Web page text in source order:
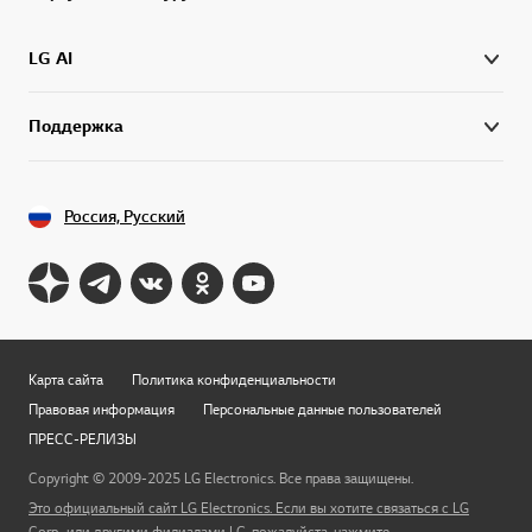
LG AI
Поддержка
Россия, Русский
Карта сайта
Политика конфиденциальности
Правовая информация
Персональные данные пользователей
ПРЕСС-РЕЛИЗЫ
Copyright © 2009-2025 LG Electronics. Все права защищены.
Это официальный сайт LG Electronics. Если вы хотите связаться с LG